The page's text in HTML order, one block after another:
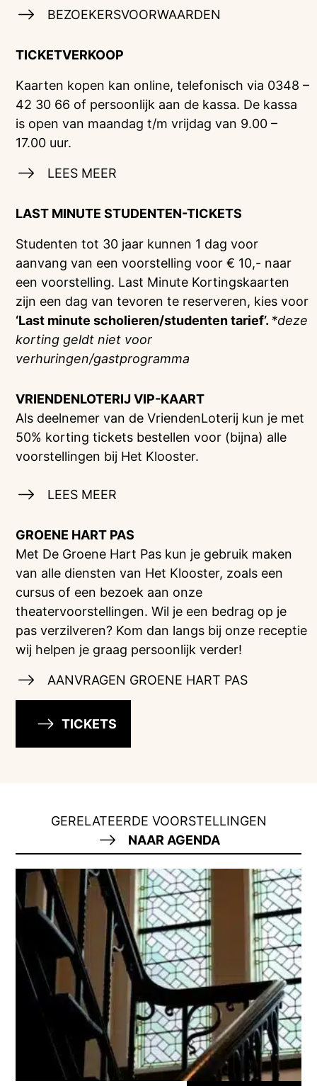
BEZOEKERSVOORWAARDEN
TICKETVERKOOP
Kaarten kopen kan online, telefonisch via 0348 –
42 30 66 of persoonlijk aan de kassa. De kassa
is open van maandag t/m vrijdag van 9.00 –
17.00 uur.
LEES MEER
LAST MINUTE STUDENTEN-TICKETS
Studenten tot 30 jaar kunnen 1 dag voor
aanvang van een voorstelling voor € 10,- naar
een voorstelling. Last Minute Kortingskaarten
zijn een dag van tevoren te reserveren, kies voor
‘Last minute scholieren/studenten tarief’. *deze
korting geldt niet voor
verhuringen/gastprogramma
VRIENDENLOTERIJVIP-KAART
Als deelnemer van de VriendenLoterij kun je met
50% korting tickets bestellen voor (bijna) alle
voorstellingen bij Het Klooster.
LEES MEER
GROENE HART PAS
Met De Groene Hart Pas kun je gebruik maken
van alle diensten van Het Klooster, zoals een
cursus of een bezoek aan onze
theatervoorstellingen. Wil je een bedrag op je
pas verzilveren? Kom dan langs bij onze receptie
wij helpen je graag persoonlijk verder!
AANVRAGEN GROENE HART PAS
TICKETS
GERELATEERDE VOORSTELLINGEN
NAAR AGENDA